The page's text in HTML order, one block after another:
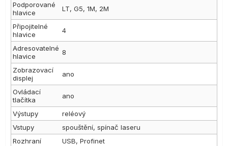
Podporované
hlavice
LT, G5, 1M, 2M
Připojitelné
hlavice
4
Adresovatelné
hlavice
8
Zobrazovací
displej
ano
Ovládací
tlačítka
ano
Výstupy
reléový
Vstupy
spouštění, spínač laseru
Rozhraní
USB, Profinet